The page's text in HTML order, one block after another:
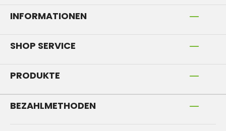
INFORMATIONEN
SHOP SERVICE
PRODUKTE
BEZAHLMETHODEN